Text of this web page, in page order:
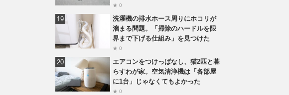
★ 0
洗濯機の排水ホース周りにホコリが
溜まる問題。「掃除のハードルを限
界まで下げる仕組み」を見つけた
★ 0
エアコンをつけっぱなし、猫2匹と暮
らすわが家。空気清浄機は「各部屋
に1台」じゃなくてもよかった
★ 0